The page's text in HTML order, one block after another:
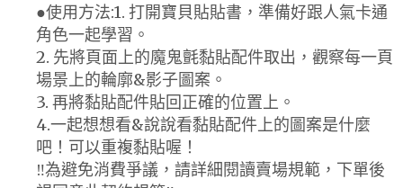
●使用方法:1. 打開寶貝貼貼書，準備好跟人氣卡通
角色一起學習。
2. 先將頁面上的魔鬼氈黏貼配件取出，觀察每一頁
場景上的輪廓&影子圖案。
3. 再將黏貼配件貼回正確的位置上。
4.一起想想看&說說看黏貼配件上的圖案是什麼
吧！可以重複黏貼喔！
‼️為避免消費爭議，請詳細閱讀賣場規範，下單後